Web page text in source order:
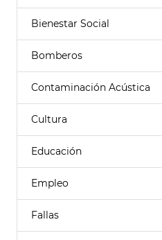
Bienestar Social
Bomberos
Contaminación Acústica
Cultura
Educación
Empleo
Fallas